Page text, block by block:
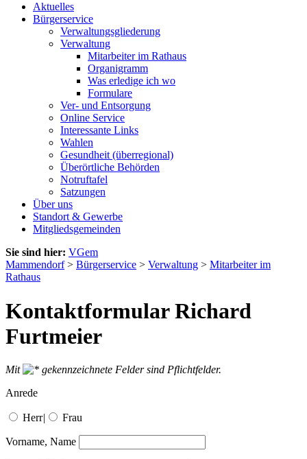
Aktuelles
Bürgerservice
Verwaltungsgliederung
Verwaltung
Mitarbeiter im Rathaus
Organigramm
Was erledige ich wo
Formulare
Ver- und Entsorgung
Online Service
Interessante Links
Wahlen
Gesundheit (überregional)
Überörtliche Behörden
Notruftafel
Satzungen
Über uns
Standort & Gewerbe
Mitgliedsgemeinden
Sie sind hier: VGem
Mammendorf> Bürgerservice > Verwaltung > Mitarbeiter im
Rathaus
Kontaktformular Richard
Furtmeier
Mit
gekennzeichnete Felder sind Pflichtfelder.
Anrede
Herr| Frau
Vorname, Name